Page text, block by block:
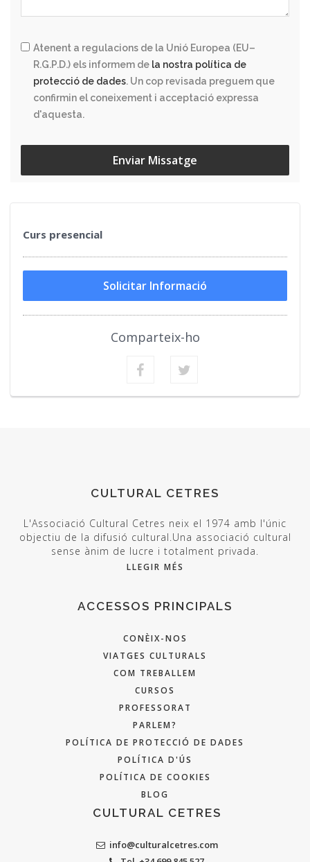
Atenent a regulacions de la Unió Europea (EU–
R.G.P.D.) els informem de la nostra política de
protecció de dades. Un cop revisada preguem que
confirmin el coneixement i acceptació expressa
d'aquesta.
Enviar Missatge
Curs presencial
Solicitar Informació
Comparteix-ho
CULTURAL CETRES
L'Associació Cultural Cetres neix el 1974 amb l'únic
objectiu de la difusió cultural.Una associació cultural
sense ànim de lucre i totalment privada.
LLEGIR MÉS
ACCESSOS PRINCIPALS
CONÈIX-NOS
VIATGES CULTURALS
COM TREBALLEM
CURSOS
PROFESSORAT
PARLEM?
POLÍTICA DE PROTECCIÓ DE DADES
POLÍTICA D'ÚS
POLÍTICA DE COOKIES
BLOG
CULTURAL CETRES
info@culturalcetres.com